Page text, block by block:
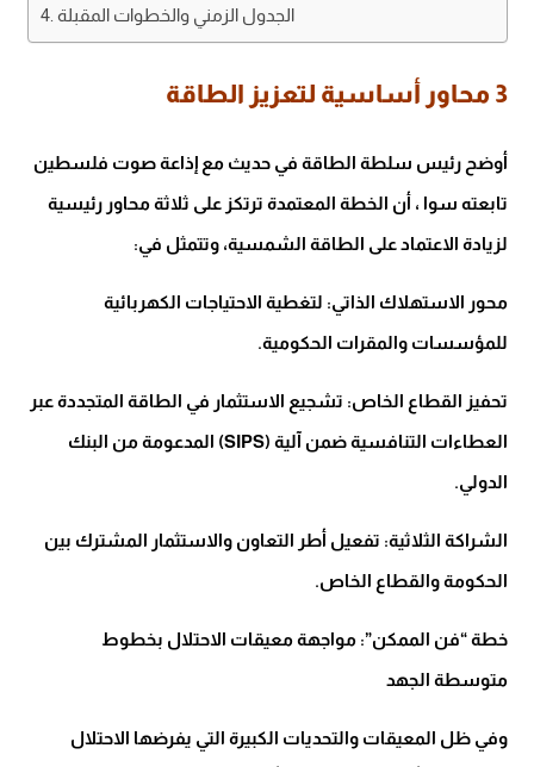
الجدول الزمني والخطوات المقبلة
3 محاور أساسية لتعزيز الطاقة
أوضح رئيس سلطة الطاقة في حديث مع إذاعة صوت فلسطين
تابعته سوا ، أن الخطة المعتمدة ترتكز على ثلاثة محاور رئيسية
لزيادة الاعتماد على الطاقة الشمسية، وتتمثل في:
محور الاستهلاك الذاتي: لتغطية الاحتياجات الكهربائية
للمؤسسات والمقرات الحكومية.
تحفيز القطاع الخاص: تشجيع الاستثمار في الطاقة المتجددة عبر
العطاءات التنافسية ضمن آلية (SIPS) المدعومة من البنك
الدولي.
الشراكة الثلاثية: تفعيل أطر التعاون والاستثمار المشترك بين
الحكومة والقطاع الخاص.
خطة “فن الممكن”: مواجهة معيقات الاحتلال بخطوط
متوسطة الجهد
وفي ظل المعيقات والتحديات الكبيرة التي يفرضها الاحتلال